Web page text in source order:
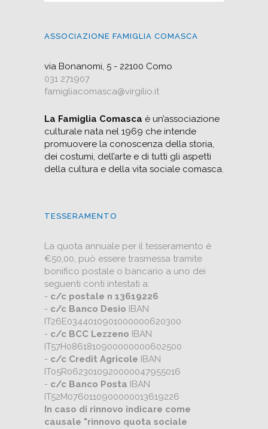
ASSOCIAZIONE FAMIGLIA COMASCA
via Bonanomi, 5 - 22100 Como
031 271907
famigliacomasca@virgilio.it
La Famiglia Comasca è un’associazione
culturale nata nel 1969 che intende
promuovere la conoscenza della storia,
dei costumi, dell’arte e di tutti gli aspetti
della cultura e della vita sociale comasca.
TESSERAMENTO
La quota annuale per il tesseramento è
€50,00, può essere trasmessa tramite
bonifico postale o bancario a uno dei
seguenti conti intestati a:
- c/c postale n 13619226
- c/c Banco Desio IBAN
IT26E0344010901000000620300
- c/c BCC Lezzeno IBAN
IT57H0861810900000000602500
- c/c Credit Agricole IBAN
IT05R0623010920000047955016
- c/c Banco Posta IBAN
IT52M0760110900000013619226
In caso di rinnovo indicare come
causale "rinnovo quota sociale